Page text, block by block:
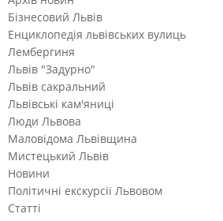
Бізнесовий Львів
Енциклопедія львівських вулиць
Лембергиня
Львів "Задурно"
Львів сакральний
Львівські кам'яниці
Люди Львова
Маловідома Львівщина
Мистецький Львів
Новини
Політичні екскурсії Львовом
Статті